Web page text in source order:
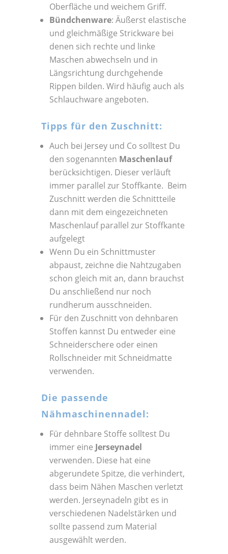
Oberfläche und weichem Griff.
Bündchenware: Äußerst elastische
und gleichmäßige Strickware bei
denen sich rechte und linke
Maschen abwechseln und in
Längsrichtung durchgehende
Rippen bilden. Wird häufig auch als
Schlauchware angeboten.
Tipps für den Zuschnitt:
Auch bei Jersey und Co solltest Du
den sogenannten Maschenlauf
berücksichtigen. Dieser verläuft
immer parallel zur Stoffkante. Beim
Zuschnitt werden die Schnittteile
dann mit dem eingezeichneten
Maschenlauf parallel zur Stoffkante
aufgelegt
Wenn Du ein Schnittmuster
abpaust, zeichne die Nahtzugaben
schon gleich mit an, dann brauchst
Du anschließend nur noch
rundherum ausschneiden.
Für den Zuschnitt von dehnbaren
Stoffen kannst Du entweder eine
Schneiderschere oder einen
Rollschneider mit Schneidmatte
verwenden.
Die passende
Nähmaschinennadel:
Für dehnbare Stoffe solltest Du
immer eine Jerseynadel
verwenden. Diese hat eine
abgerundete Spitze, die verhindert,
dass beim Nähen Maschen verletzt
werden. Jerseynadeln gibt es in
verschiedenen Nadelstärken und
sollte passend zum Material
ausgewählt werden.